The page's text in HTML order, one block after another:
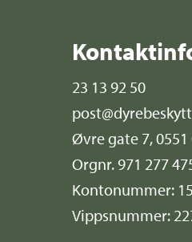
23 13 92 50
Øvre gate 7, 0551
Orgnr. 971 277
Kontonummer:
Vippsnummer: